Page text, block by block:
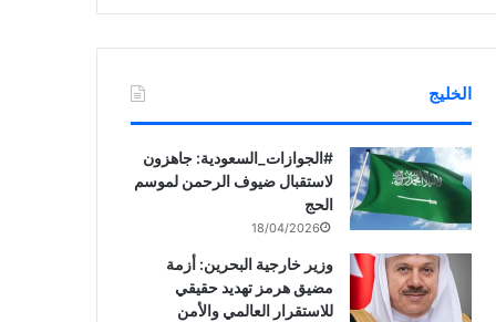
الخليج
‏‎#الجوازات_السعودية: جاهزون
لاستقبال ضيوف الرحمن لموسم
الحج
18/04/2026
وزير خارجية البحرين: أزمة
مضيق هرمز تهديد حقيقي
للاستقرار العالمي والأمن